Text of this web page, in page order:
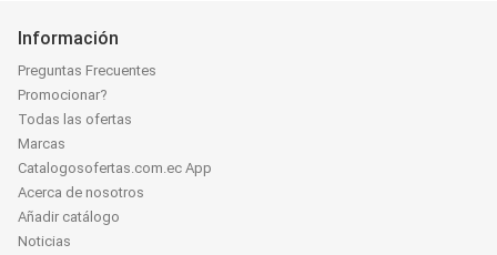
Información
Preguntas Frecuentes
Promocionar?
Todas las ofertas
Marcas
Catalogosofertas.com.ec App
Acerca de nosotros
Añadir catálogo
Noticias